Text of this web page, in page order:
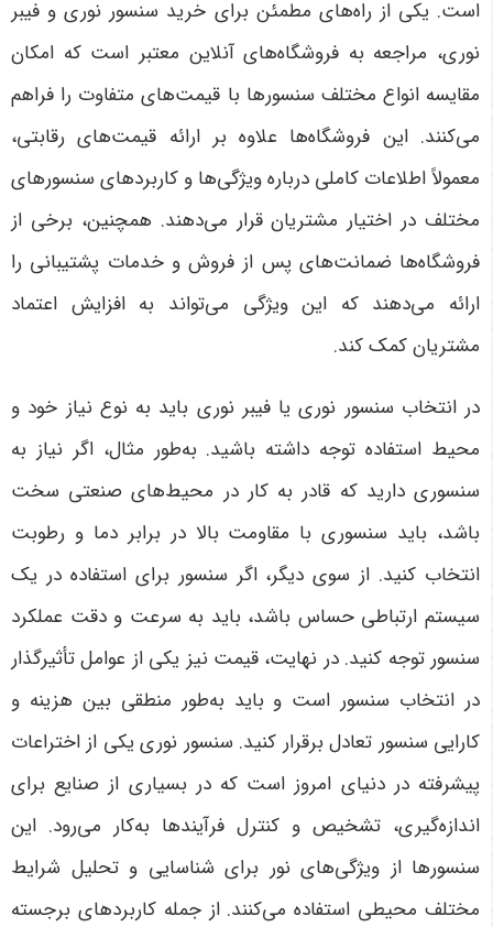
است. یکی از راه‌های مطمئن برای خرید سنسور نوری و فیبر
نوری، مراجعه به فروشگاه‌های آنلاین معتبر است که امکان
مقایسه انواع مختلف سنسورها با قیمت‌های متفاوت را فراهم
می‌کنند. این فروشگاه‌ها علاوه بر ارائه قیمت‌های رقابتی،
معمولاً اطلاعات کاملی درباره ویژگی‌ها و کاربردهای سنسورهای
مختلف در اختیار مشتریان قرار می‌دهند. همچنین، برخی از
فروشگاه‌ها ضمانت‌های پس از فروش و خدمات پشتیبانی را
ارائه می‌دهند که این ویژگی می‌تواند به افزایش اعتماد
مشتریان کمک کند.
در انتخاب سنسور نوری یا فیبر نوری باید به نوع نیاز خود و
محیط استفاده توجه داشته باشید. به‌طور مثال، اگر نیاز به
سنسوری دارید که قادر به کار در محیط‌های صنعتی سخت
باشد، باید سنسوری با مقاومت بالا در برابر دما و رطوبت
انتخاب کنید. از سوی دیگر، اگر سنسور برای استفاده در یک
سیستم ارتباطی حساس باشد، باید به سرعت و دقت عملکرد
سنسور توجه کنید. در نهایت، قیمت نیز یکی از عوامل تأثیرگذار
در انتخاب سنسور است و باید به‌طور منطقی بین هزینه و
کارایی سنسور تعادل برقرار کنید. سنسور نوری یکی از اختراعات
پیشرفته در دنیای امروز است که در بسیاری از صنایع برای
اندازه‌گیری، تشخیص و کنترل فرآیندها به‌کار می‌رود. این
سنسورها از ویژگی‌های نور برای شناسایی و تحلیل شرایط
مختلف محیطی استفاده می‌کنند. از جمله کاربردهای برجسته